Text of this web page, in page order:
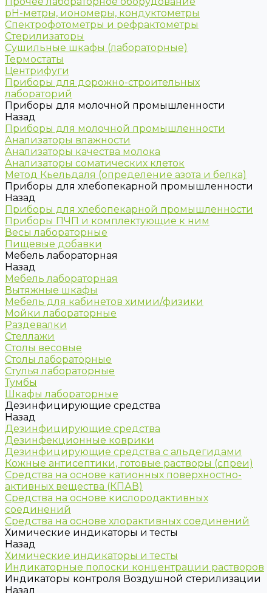
рН-метры, иономеры, кондуктометры
Спектрофотометры и рефрактометры
Стерилизаторы
Сушильные шкафы (лабораторные)
Термостаты
Центрифуги
Приборы для дорожно-строительных
лабораторий
Приборы для молочной промышленности
Назад
Приборы для молочной промышленности
Анализаторы влажности
Анализаторы качества молока
Анализаторы соматических клеток
Метод Кьельдаля (определение азота и белка)
Приборы для хлебопекарной промышленности
Назад
Приборы для хлебопекарной промышленности
Приборы ПЧП и комплектующие к ним
Весы лабораторные
Пищевые добавки
Мебель лабораторная
Назад
Мебель лабораторная
Вытяжные шкафы
Мебель для кабинетов химии/физики
Мойки лабораторные
Раздевалки
Стеллажи
Столы весовые
Столы лабораторные
Стулья лабораторные
Тумбы
Шкафы лабораторные
Дезинфицирующие средства
Назад
Дезинфицирующие средства
Дезинфекционные коврики
Дезинфицирующие средства с альдегидами
Кожные антисептики, готовые растворы (спреи)
Средства на основе катионных поверхностно-
активных вещества (КПАВ)
Средства на основе кислородактивных
соединений
Средства на основе хлорактивных соединений
Химические индикаторы и тесты
Назад
Химические индикаторы и тесты
Индикаторные полоски концентрации растворов
Индикаторы контроля Воздушной стерилизации
Назад